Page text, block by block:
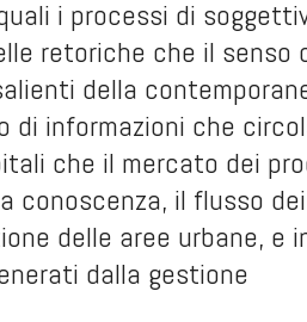
i processi di
retoriche che il senso
della
di informazioni che
che il mercato dei
conoscenza, il flusso
delle aree urbane, e
dalla gestione